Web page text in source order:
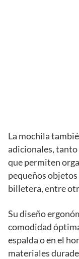
La mochila
adicionales,
que permiten
pequeños
billetera, entre
Su diseño
comodidad
espalda o en el
materiales